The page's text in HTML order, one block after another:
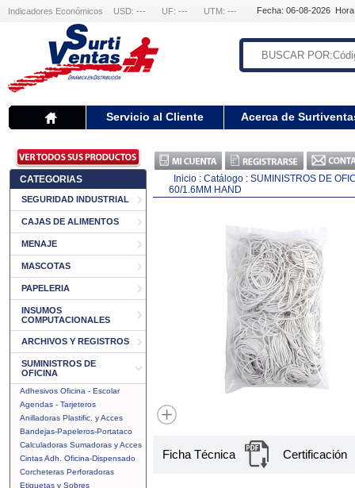
Indicadores Económicos USD: --- UF: --- UTM: --- Fecha: 06-08-2026
Servicio al Cliente Acerca de
CATEGORIAS
SEGURIDAD INDUSTRIAL
CAJAS DE ALIMENTOS
MENAJE
MASCOTAS
PAPELERIA
INSUMOS
COMPUTACIONALES
ARCHIVOS Y REGISTROS
SUMINISTROS DE
OFICINA
Adhesivos Oficina - Escolar
Agendas - Tarjeteros
Anilladoras Plastific. y Acces
Bandejas-Papeleros-Portataco
Calculadoras Sumadoras y Acces
Cintas Adh. Oficina-Dispensado
Corcheteras Perforadoras
Etiquetas y Sobres
Inicio : Catálogo : SUMINISTROS DE
60/1.6MM HAND
Ficha Técnica Certificación